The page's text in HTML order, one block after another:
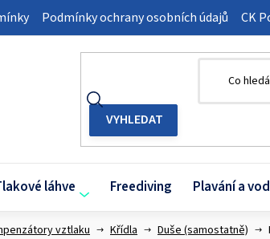
Podmínky ochrany osobních údajů CK
láhve Freediving Plavání a
vztlaku Křídla Duše (samostatně)